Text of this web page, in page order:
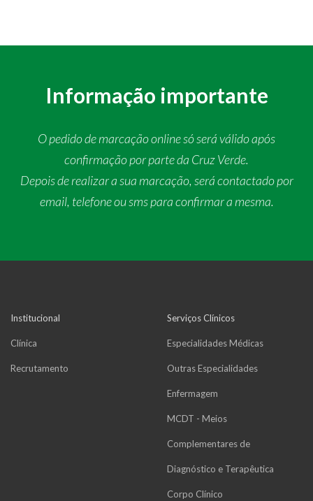
Informação importante
O pedido de marcação online só será válido após
confirmação por parte da Cruz Verde.
Depois de realizar a sua marcação, será contactado por
email, telefone ou sms para confirmar a mesma.
Institucional
Clínica
Recrutamento
Serviços Clínicos
Especialidades Médicas
Outras Especialidades
Enfermagem
MCDT - Meios
Complementares de
Diagnóstico e Terapêutica
Corpo Clínico